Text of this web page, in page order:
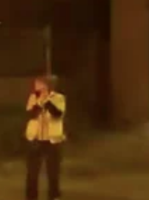
Linkedin
aplaudir
se